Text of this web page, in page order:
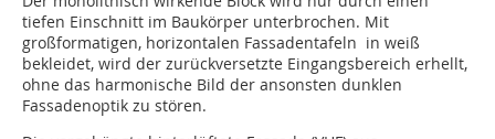
tiefen Einschnitt im Baukörper unterbrochen. Mit
großformatigen, horizontalen Fassadentafeln in weiß
bekleidet, wird der zurückversetzte Eingangsbereich erhellt,
ohne das harmonische Bild der ansonsten dunklen
Fassadenoptik zu stören.